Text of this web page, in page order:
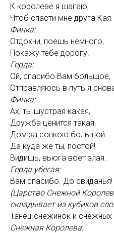
К королеве я шагаю,
Чтоб спасти мне друга Кая.
Финка:
Отдохни, поешь немного,
Покажу тебе дорогу.
Герда:
Ой, спасибо Вам большое,
Отправляюсь в путь я
Финка:
Ах, ты шустрая какая,
Дружба ценится такая.
Дом за сопкою большой.
Да куда же ты, постой!
Видишь, вьюга воет злая.
Герда убегая:
Вам спасибо. До свиданья!
(Царство Снежной
складывает из кубиков
Танец снежинок и снежных
Снежная Королева: